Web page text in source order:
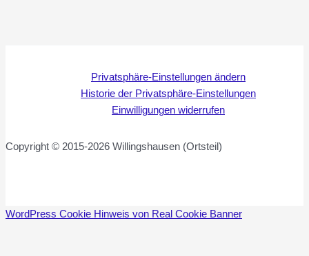
Privatsphäre-Einstellungen ändern
Historie der Privatsphäre-Einstellungen
Einwilligungen widerrufen
Copyright © 2015-2026 Willingshausen (Ortsteil)
WordPress Cookie Hinweis von Real Cookie Banner